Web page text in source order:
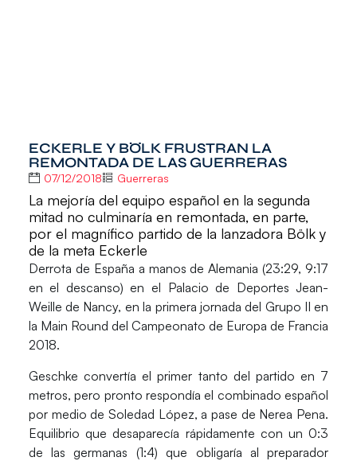
ECKERLE Y BÖLK FRUSTRAN LA
REMONTADA DE LAS GUERRERAS
07/12/2018 Guerreras
La mejoría del equipo español en la segunda
mitad no culminaría en remontada, en parte,
por el magnífico partido de la lanzadora Bölk y
de la meta Eckerle
Derrota de España a manos deAlemania (23:29, 9:17
en el descanso) en el Palacio de Deportes Jean-
Weille de Nancy, en la primera jornada del Grupo II en
la Main Round del Campeonato de Europa de Francia
2018.
Geschke convertía el primer tanto del partido en 7
metros, pero pronto respondía el combinado español
por medio de Soledad López, a pase de Nerea Pena.
Equilibrio que desaparecía rápidamente con un 0:3
de las germanas (1:4) que obligaría al preparador